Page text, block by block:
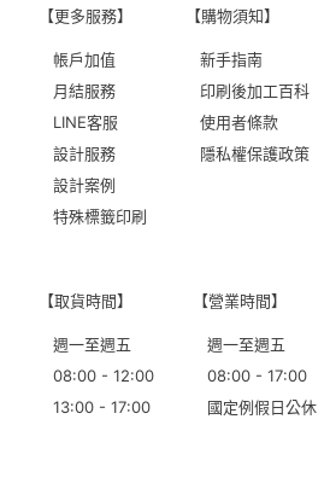
【更多服務】
帳戶加值
月結服務
LINE客服
設計服務
設計案例
特殊標籤印刷
【購物須知】
新手指南
印刷後加工百科
使用者條款
隱私權保護政策
【取貨時間】
週一至週五
08:00 - 12:00
13:00 - 17:00
【營業時間】
週一至週五
08:00 - 17:00
國定例假日公休